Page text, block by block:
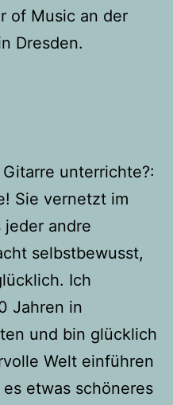
of Music an der
Dresden.
unterrichte?:
Sie vernetzt im
jeder andre
selbstbewusst,
Ich
Jahren in
und bin glücklich
Welt einführen
etwas schöneres